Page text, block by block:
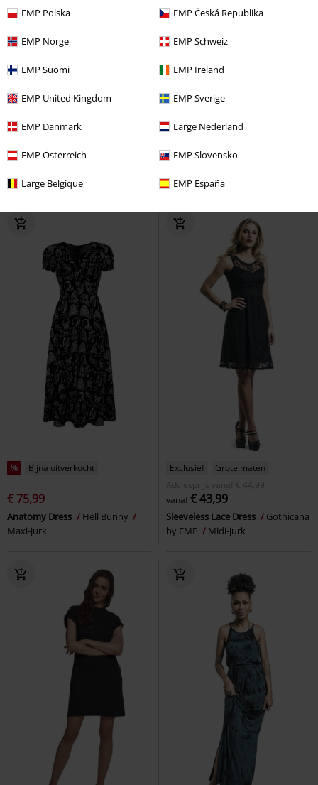
EMP Polska EMP Česká Republika
EMP Norge EMP Schweiz
EMP Suomi EMP Ireland
EMP United Kingdom EMP Sverige
EMP Danmark Large Nederland
EMP Österreich EMP Slovensko
Large Belgique EMP España
€ 91,99
€ 53,99
Doomed Dress
Maxi-jurk
Adviesprijs€ 39,99
€ 24,99
Dress
% Bijna uitverkocht
€ 75,99
Anatomy Dress
Hell Bunny
Maxi-jurk
Exclusief
Grote maten
Adviesprijs
vanaf € 44,99
vanaf€ 43,99
Sleeveless Lace Dress
Gothicana
by EMP
Midi-jurk